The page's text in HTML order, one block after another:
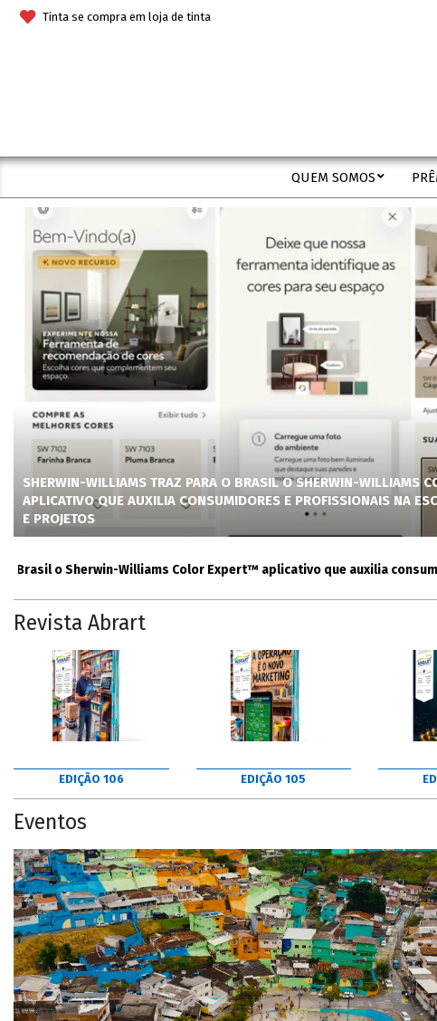
Skip
Tinta se compra em loja de tinta
QUEM SOMOS
SHERWIN-WILLIAMS TRAZ PARA O BRASIL O SHERWIN-WILLIAMS
APLICATIVO QUE AUXILIA CONSUMIDORES E PROFISSIONAIS NA
E PROJETOS
o Sherwin-Williams Color Expert™ aplicativo que auxilia
Revista Abrart
EDIÇÃO 106 EDIÇÃO 105
Eventos